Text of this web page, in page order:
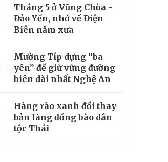
Tháng 5 ở Vũng Chùa -
Đảo Yến, nhớ về Điện
Biên năm xưa
Mường Típ dựng “ba
yên” để giữ vững đường
biên dài nhất Nghệ An
Hàng rào xanh đổi thay
bản làng đồng bào dân
tộc Thái